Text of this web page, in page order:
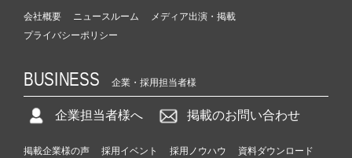
会社概要 ニュースルーム
メディア出演・掲載
プライバシーポリシー
BUSINESS 企業・採用担当者様
企業担当者様へ 掲載のお問い合わせ
掲載企業様の声 採用イベント 採用ノウハウ 資料ダウンロード